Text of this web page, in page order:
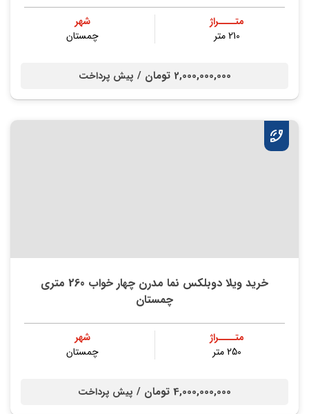
متــــراژ
210 متر
شهر
چمستان
2,000,000,000 تومان / پیش پرداخت
خرید ویلا دوبلکس نما مدرن چهار خواب 260 متری
چمستان
متــــراژ
250 متر
شهر
چمستان
4,000,000,000 تومان / پیش پرداخت